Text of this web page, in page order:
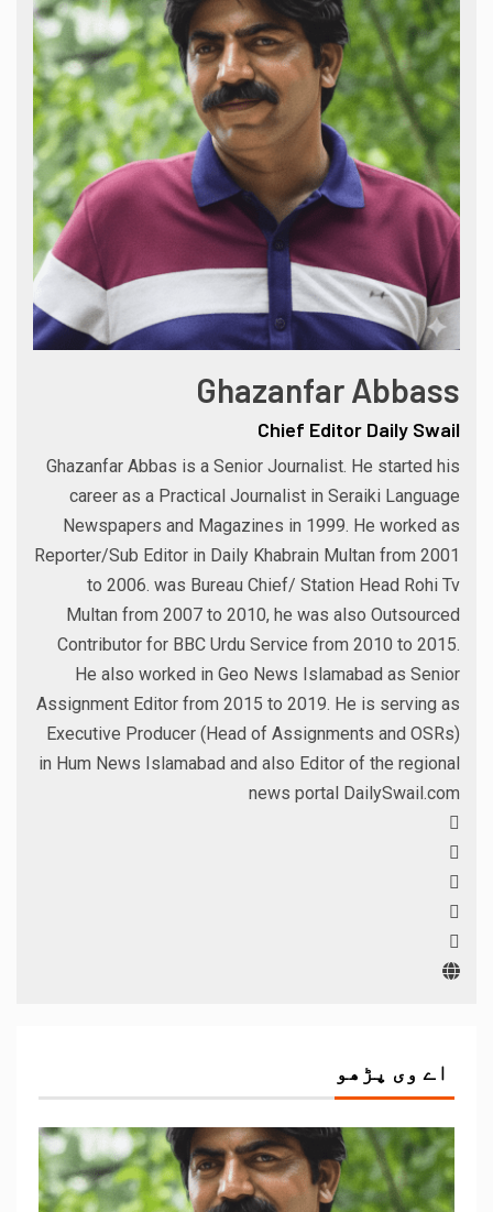
Ghazanfar Abbass
Chief Editor Daily Swail
Ghazanfar Abbas is a Senior Journalist. He started his
career as a Practical Journalist in Seraiki Language
Newspapers and Magazines in 1999. He worked as
Reporter/Sub Editor in Daily Khabrain Multan from 2001
to 2006. was Bureau Chief/ Station Head Rohi Tv
Multan from 2007 to 2010, he was also Outsourced
Contributor for BBC Urdu Service from 2010 to 2015.
He also worked in Geo News Islamabad as Senior
Assignment Editor from 2015 to 2019. He is serving as
Executive Producer (Head of Assignments and OSRs)
in Hum News Islamabad and also Editor of the regional
news portal DailySwail.com
اے وی پڑھو